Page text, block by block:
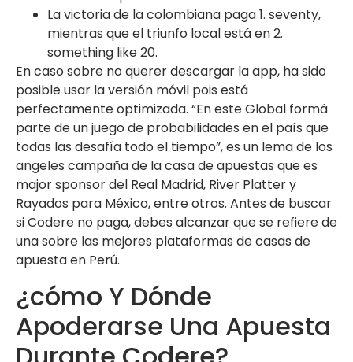
La victoria de la colombiana paga 1. seventy,
mientras que el triunfo local está en 2.
something like 20.
En caso sobre no querer descargar la app, ha sido
posible usar la versión móvil pois está
perfectamente optimizada. “En este Global formá
parte de un juego de probabilidades en el país que
todas las desafía todo el tiempo”, es un lema de los
angeles campaña de la casa de apuestas que es
major sponsor del Real Madrid, River Platter y
Rayados para México, entre otros. Antes de buscar
si Codere no paga, debes alcanzar que se refiere de
una sobre las mejores plataformas de casas de
apuesta en Perú.
¿cómo Y Dónde
Apoderarse Una Apuesta